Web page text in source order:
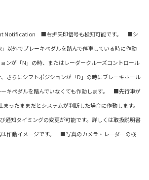
Notification ■右折矢印信号も検知可能です。 ■シ
以外でブレーキペダルを踏んで停車している時に作動
ンが「N」の時、またはレーダークルーズコントロール
さらにシフトポジションが「D」の時にブレーキホール
ーキペダルを踏んでいなくても作動します。 ■先行車が
ったままだとシステムが判断した場合に作動します。
通知タイミングの変更が可能です。詳しくは取扱説明書
作動イメージです。 ■写真のカメラ・レーダーの検